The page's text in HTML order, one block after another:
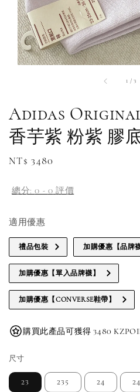
1 /3
Adidas
香芋紫 粉紫 膠
Regular
NT$ 3480
總分:0 - 0 評價
適用優惠
禮品包裝 加購優惠【品牌
加購優惠【單入品牌襪】
加購優惠【CONVERSE鞋帶】
購買此產品可獲得 3480
尺寸
23 235 24